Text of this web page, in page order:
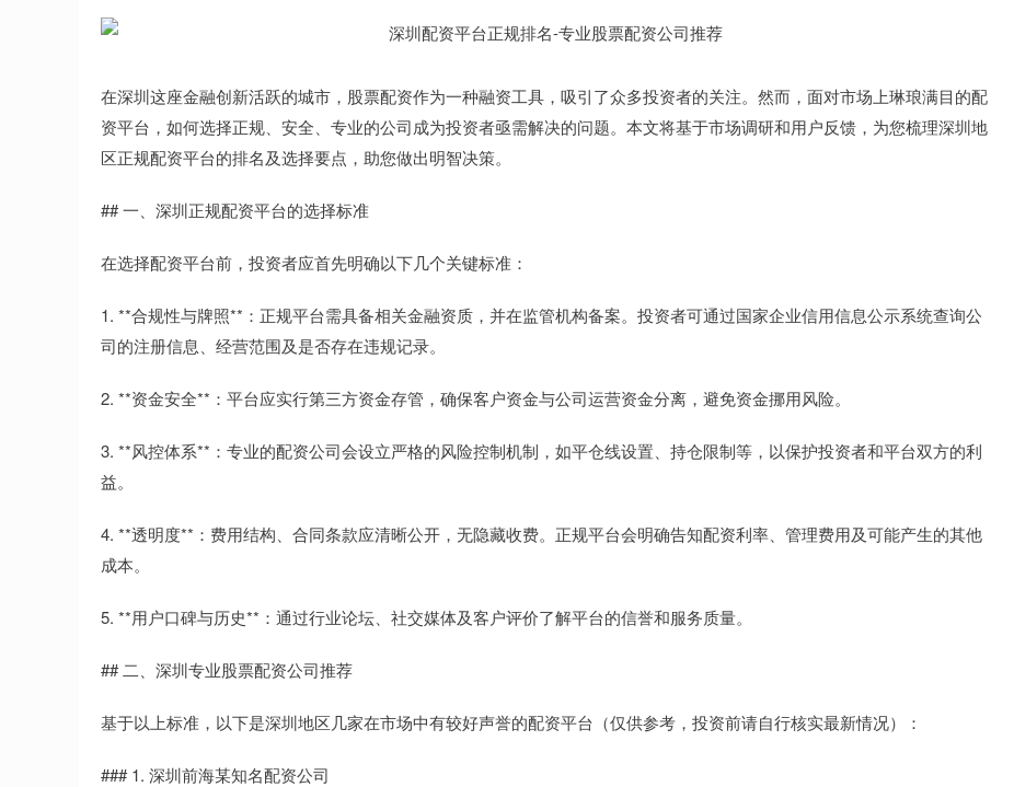
在深圳这座金融创新活跃的城市，股票配资作为一种融资工具，吸引了众多投资者的关注。然而，面对市场上琳琅满目的配
资平台，如何选择正规、安全、专业的公司成为投资者亟需解决的问题。本文将基于市场调研和用户反馈，为您梳理深圳地
区正规配资平台的排名及选择要点，助您做出明智决策。
## 一、深圳正规配资平台的选择标准
在选择配资平台前，投资者应首先明确以下几个关键标准：
1. **合规性与牌照**：正规平台需具备相关金融资质，并在监管机构备案。投资者可通过国家企业信用信息公示系统查询公
司的注册信息、经营范围及是否存在违规记录。
2. **资金安全**：平台应实行第三方资金存管，确保客户资金与公司运营资金分离，避免资金挪用风险。
3. **风控体系**：专业的配资公司会设立严格的风险控制机制，如平仓线设置、持仓限制等，以保护投资者和平台双方的利
益。
4. **透明度**：费用结构、合同条款应清晰公开，无隐藏收费。正规平台会明确告知配资利率、管理费用及可能产生的其他
成本。
5. **用户口碑与历史**：通过行业论坛、社交媒体及客户评价了解平台的信誉和服务质量。
## 二、深圳专业股票配资公司推荐
基于以上标准，以下是深圳地区几家在市场中有较好声誉的配资平台（仅供参考，投资前请自行核实最新情况）：
### 1. 深圳前海某知名配资公司